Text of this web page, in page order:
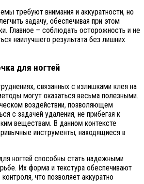
требуют внимания и аккуратности, но
задачу, обеспечивая при этом
Главное – соблюдать осторожность и не
наилучшего результата без лишних
для ногтей
связанных с излишками клея на
могут оказаться весьма полезными.
воздействии, позволяющем
с задачей удаления, не прибегая к
веществам. В данном контексте
инструменты, находящиеся в
ногтей способны стать надежными
Их форма и текстура обеспечивают
что позволяет аккуратно